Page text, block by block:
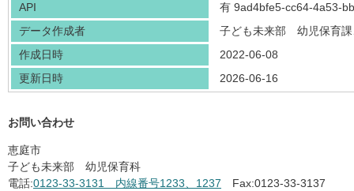
API
有 9ad4bfe5-cc64-4a53-
データ作成者
子ども未来部 幼児保育課
作成日時
2022-06-08
更新日時
2026-06-16
お問い合わせ
恵庭市
子ども未来部 幼児保育科
電話:0123-33-3131 内線番号1233、1237 Fax:0123-33-3137